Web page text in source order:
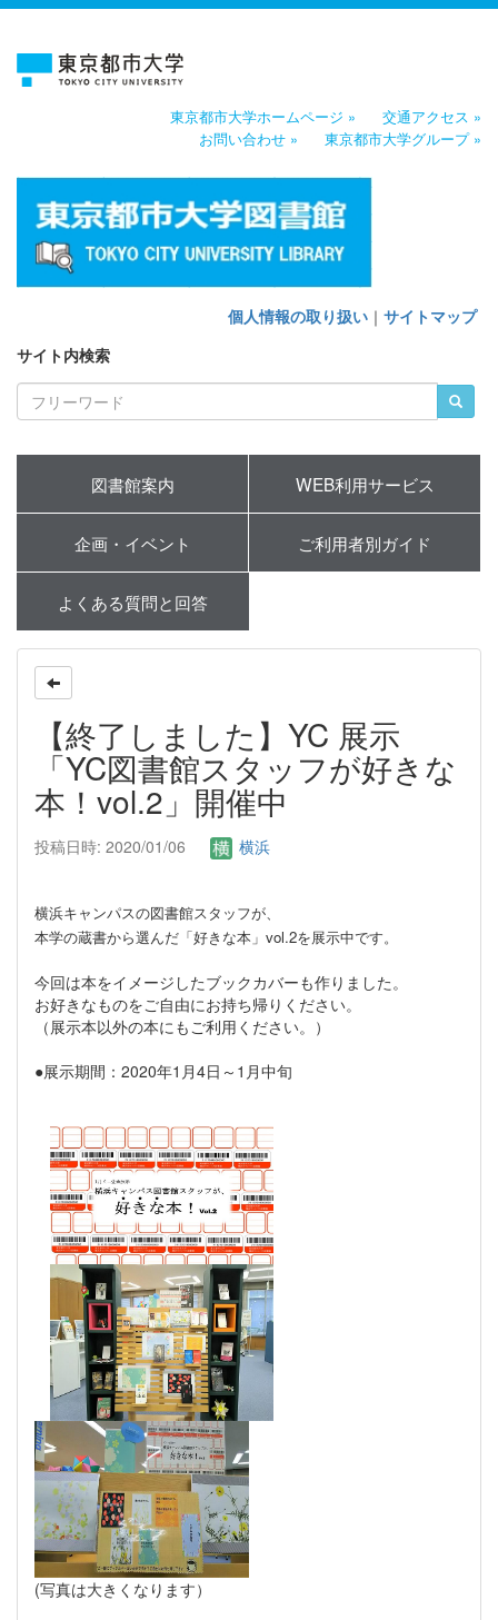
東京都市大学ホームページ »
交通アクセス »
お問い合わせ »
東京都市大学グループ »
個人情報の取り扱い ｜ サイトマップ
サイト内検索
図書館案内 WEB利用サービス
企画・イベント ご利用者別ガイド
よくある質問と回答
【終了しました】YC 展示
「YC図書館スタッフが好きな
本！vol.2」開催中
投稿日時: 2020/01/06 横浜
横浜キャンパスの図書館スタッフが、
本学の蔵書から選んだ「好きな本」vol.2を展示中です。
今回は本をイメージしたブックカバーも作りました。
お好きなものをご自由にお持ち帰りください。
（展示本以外の本にもご利用ください。）
●展示期間：2020年1月4日～1月中旬
(写真は大きくなります）